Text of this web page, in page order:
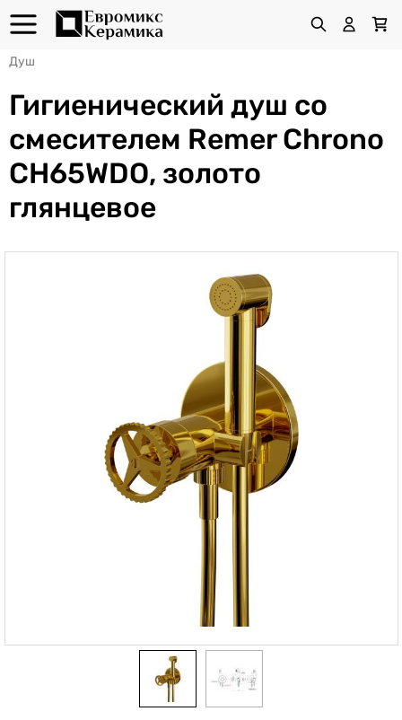
Душ
Гигиенический душ со
смесителем Remer Chrono
CH65WDO, золото
глянцевое